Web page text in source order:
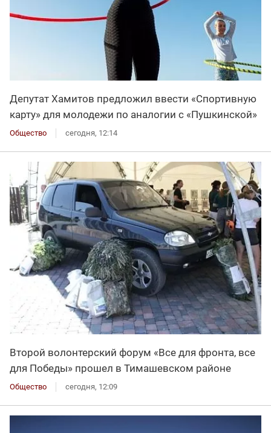
Депутат Хамитов предложил ввести «Спортивную
карту» для молодежи по аналогии с «Пушкинской»
Общество сегодня, 12:14
Второй волонтерский форум «Все для фронта, все
для Победы» прошел в Тимашевском районе
Общество сегодня, 12:09